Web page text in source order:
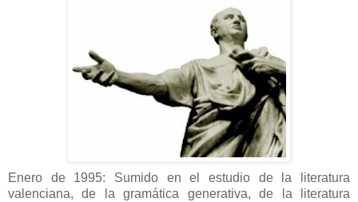
Enero de 1995: Sumido en el estudio de la literatura
valenciana, de la gramática generativa, de la literatura